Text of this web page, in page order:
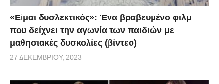
«Είμαι δυσλεκτικός»: Ένα βραβευμένο φιλμ
που δείχνει την αγωνία των παιδιών με
μαθησιακές δυσκολίες (βίντεο)
27 ΔΕΚΕΜΒΡΊΟΥ, 2023